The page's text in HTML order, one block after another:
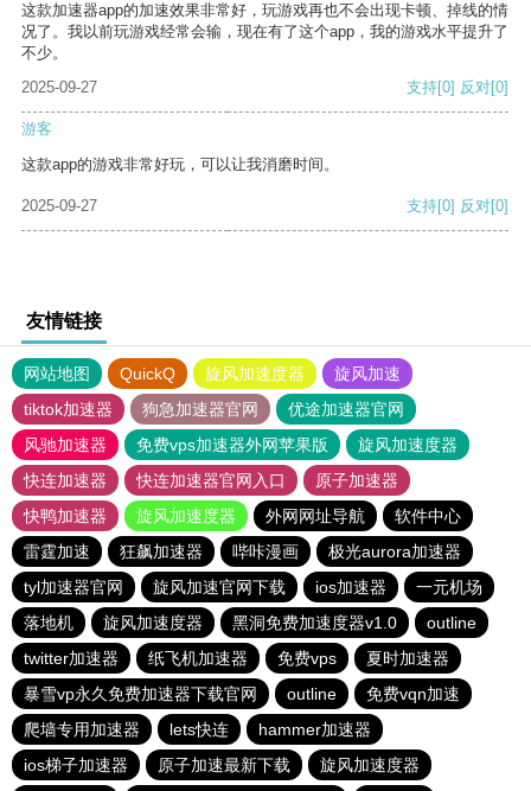
这款加速器app的加速效果非常好，玩游戏再也不会出现卡顿、掉线的情
况了。我以前玩游戏经常会输，现在有了这个app，我的游戏水平提升了
不少。
2025-09-27
支持[0] 反对[0]
游客
这款app的游戏非常好玩，可以让我消磨时间。
2025-09-27 支持[0] 反对[0]
友情链接
网站地图 QuickQ 旋风加速度器
旋风加速
tiktok加速器
狗急加速器官网
优途加速器官网
风驰加速器
免费vps加速器外网苹果版
旋风加速度器
快连加速器
快连加速器官网入口
原子加速器
快鸭加速器
旋风加速度器 外网网址导航
软件中心
雷霆加速
狂飙加速器 哔咔漫画
极光aurora加速器
tyl加速器官网
旋风加速官网下载 ios加速器
一元机场
落地机
旋风加速度器 黑洞免费加速度器v1.0
outline
twitter加速器
纸飞机加速器 免费vps
夏时加速器
暴雪vp永久免费加速器下载官网
outline
免费vqn加速
爬墙专用加速器
lets快连
hammer加速器
ios梯子加速器
原子加速最新下载 旋风加速度器